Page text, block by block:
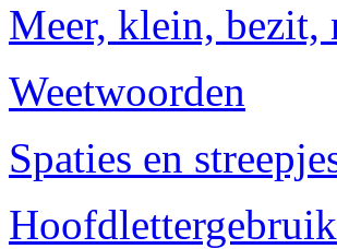
Meer, klein, bezit,
Weetwoorden
Spaties en
Hoofdlettergebruik